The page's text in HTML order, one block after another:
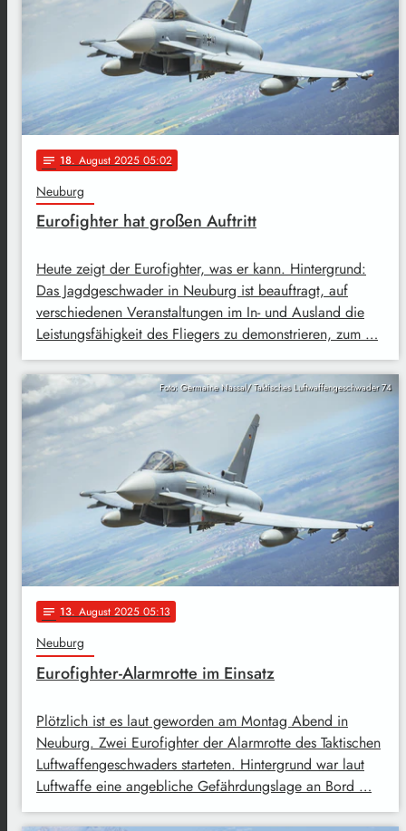
notes 18. August 2025 05:02
Neuburg
Eurofighter hat großen Auftritt
Heute zeigt der Eurofighter, was er kann. Hintergrund:
Das Jagdgeschwader in Neuburg ist beauftragt, auf
verschiedenen Veranstaltungen im In- und Ausland die
Leistungsfähigkeit des Fliegers zu demonstrieren, zum …
Foto: Germaine Nassal/ Taktisches Luftwaffengeschwader 74
notes 13. August 2025 05:13
Neuburg
Eurofighter-Alarmrotte im Einsatz
Plötzlich ist es laut geworden am Montag Abend in
Neuburg. Zwei Eurofighter der Alarmrotte des Taktischen
Luftwaffengeschwaders starteten. Hintergrund war laut
Luftwaffe eine angebliche Gefährdungslage an Bord …